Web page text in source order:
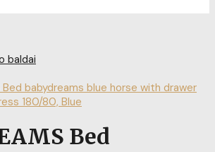
baldai
Bed babydreams blue horse with drawer
180/80, Blue
Bed